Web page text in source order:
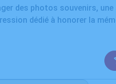
des photos souvenirs, une
dédié à honorer la